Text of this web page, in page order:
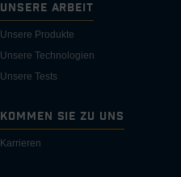
Unsere Arbeit
Unsere Produkte
Unsere Technologien
Unsere Tests
Kommen Sie zu uns
Karrieren